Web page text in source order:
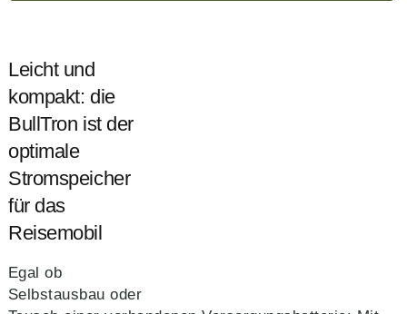
Leicht und
kompakt: die
BullTron ist der
optimale
Stromspeicher
für das
Reisemobil
Egal ob
Selbstausbau oder